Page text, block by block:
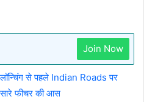
Join Now
से पहले Indian Roads पर
फीचर की आस